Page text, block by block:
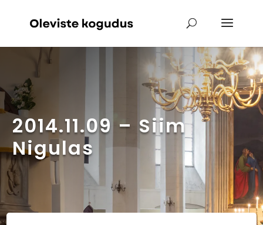
2014.11.09 – Siim
Nigulas